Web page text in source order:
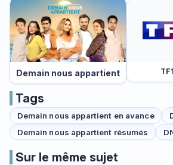
Demain nous appartient TF1
Tags
Demain nous appartient en avance
Demain nous appartient résumés
Sur le même sujet